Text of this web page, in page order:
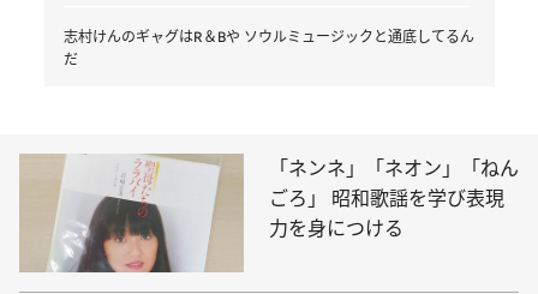
志村けんのギャグはR＆Bや ソウルミュージックと通底してるん
だ
「ネンネ」「ネオン」「ねん
ごろ」 昭和歌謡を学び表現
力を身につける